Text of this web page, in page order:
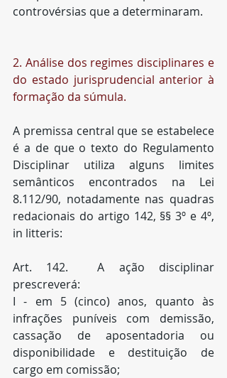
controvérsias que a determinaram.
2. Análise dos regimes disciplinares e
do estado jurisprudencial anterior à
formação da súmula.
A premissa central que se estabelece
é a de que o texto do Regulamento
Disciplinar utiliza alguns limites
semânticos encontrados na Lei
8.112/90, notadamente nas quadras
redacionais do artigo 142, §§ 3º e 4º,
in litteris:
Art. 142.  A ação disciplinar
prescreverá:
I - em 5 (cinco) anos, quanto às
infrações puníveis com demissão,
cassação de aposentadoria ou
disponibilidade e destituição de
cargo em comissão;